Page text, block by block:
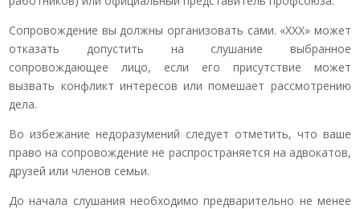
Сопровождение вы должны организовать сами. «ХХХ» может
отказать допустить на слушание выбранное
сопровождающее лицо, если его присутствие может
вызвать конфликт интересов или помешает рассмотрению
дела.
Во избежание недоразумений следует отметить, что ваше
право на сопровождение не распространяется на адвокатов,
друзей или членов семьи.
До начала слушания необходимо предварительно не менее